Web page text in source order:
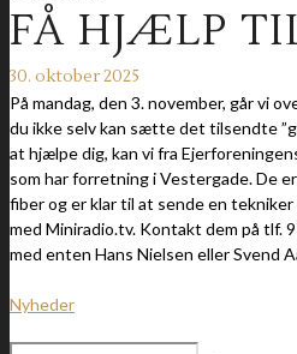
FÅ HJÆLP
30. oktober 2025
På mandag, den 3. november, går vi
du ikke selv kan sætte det tilsendte
at hjælpe dig, kan vi fra
som har forretning i Vestergade. De
fiber og er klar til at sende en
med Miniradio.tv. Kontakt dem på tlf.
med enten Hans Nielsen eller Svend
Nyheder